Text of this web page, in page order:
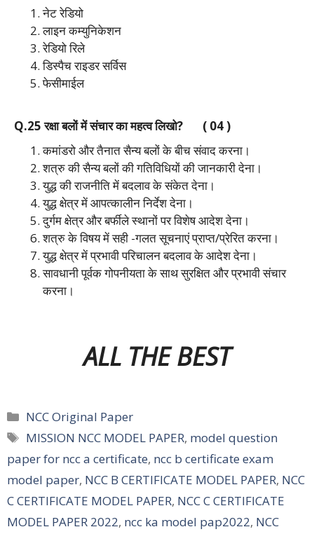
नेट रेडियो
लाइन कम्युनिकेशन
रेडियो रिले
डिस्पैच राइडर सर्विस
फेसीमाईल
Q.25 रक्षा बलों में संचार का महत्व लिखो? ( 04 )
कमांडरो और तैनात सैन्य बलों के बीच संवाद करना।
शत्रु की सैन्य बलों की गतिविधियों की जानकारी देना।
युद्ध की राजनीति में बदलाव के संकेत देना।
युद्ध क्षेत्र में आपत्कालीन निर्देश देना।
दुर्गम क्षेत्र और बर्फीले स्थानों पर विशेष आदेश देना।
शत्रु के विषय में सही -गलत सूचनाएं प्राप्त/प्रेरित करना।
युद्ध क्षेत्र में प्रभावी परिचालन बदलाव के आदेश देना।
सावधानी पूर्वक गोपनीयता के साथ सुरक्षित और प्रभावी संचार
करना।
ALL THE BEST
Categories
NCC Original Paper
Tags
MISSION NCC MODEL PAPER, model question
paper for ncc a certificate, ncc b certificate exam
model paper, NCC B CERTIFICATE MODEL PAPER, NCC
C CERTIFICATE MODEL PAPER, NCC C CERTIFICATE
MODEL PAPER 2022, ncc ka model pap2022, NCC